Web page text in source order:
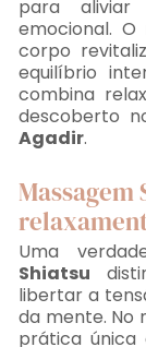
para
emocional.
corpo
equilíbrio
combina
descoberto
Agadir.
Massagem
Uma
Shiatsu
libertar a
da mente. No
prática única